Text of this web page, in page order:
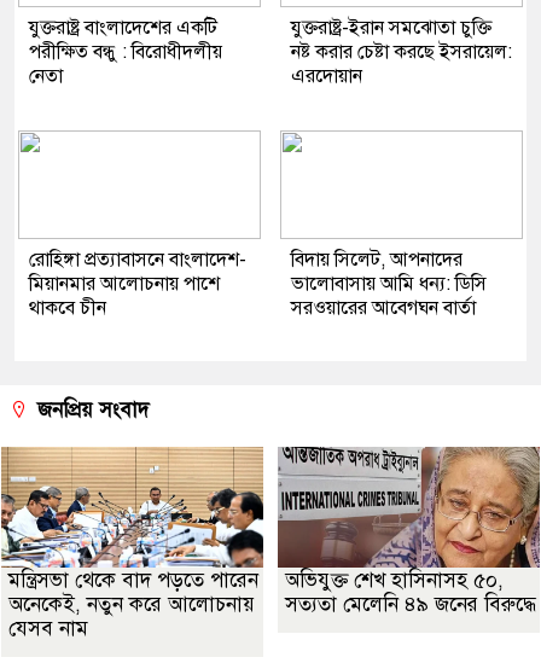
যুক্তরাষ্ট্র বাংলাদেশের একটি
পরীক্ষিত বন্ধু : বিরোধীদলীয়
নেতা
যুক্তরাষ্ট্র-ইরান সমঝোতা চুক্তি
নষ্ট করার চেষ্টা করছে ইসরায়েল:
এরদোয়ান
রোহিঙ্গা প্রত্যাবাসনে বাংলাদেশ-
মিয়ানমার আলোচনায় পাশে
থাকবে চীন
বিদায় সিলেট, আপনাদের
ভালোবাসায় আমি ধন্য: ডিসি
সরওয়ারের আবেগঘন বার্তা
জনপ্রিয় সংবাদ
মন্ত্রিসভা থেকে বাদ পড়তে পারেন
অনেকেই, নতুন করে আলোচনায়
যেসব নাম
অভিযুক্ত শেখ হাসিনাসহ ৫০,
সত্যতা মেলেনি ৪৯ জনের বিরুদ্ধে